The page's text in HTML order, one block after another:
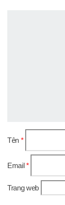
Tên *
Email*
Trang web